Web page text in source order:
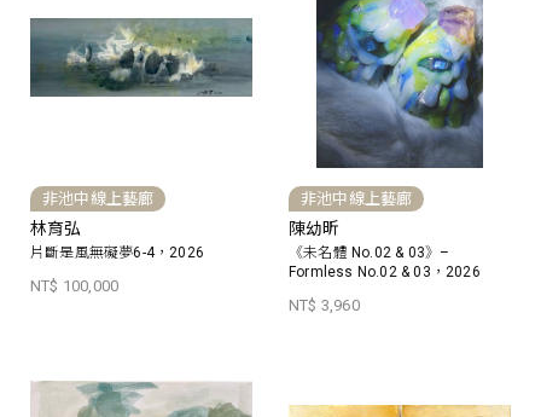
非池中線上藝廊
林育弘
片斷是風無礙夢6-4，2026
NT$ 100,000
非池中線上藝廊
陳幼昕
《未名體 No.02 & 03》–
Formless No.02 & 03，2026
NT$ 3,960